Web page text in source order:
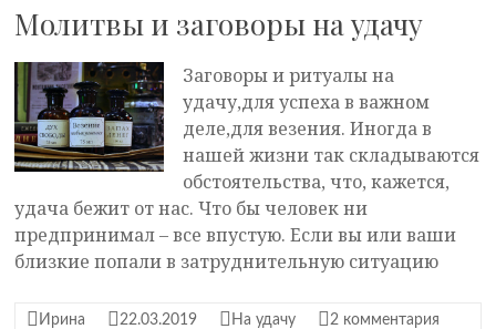
Молитвы и заговоры на удачу
Заговоры и ритуалы на
удачу,для успеха в важном
деле,для везения. Иногда в
нашей жизни так складываются
обстоятельства, что, кажется,
удача бежит от нас. Что бы человек ни
предпринимал – все впустую. Если вы или ваши
близкие попали в затруднительную ситуацию
Ирина 22.03.2019 На удачу 2 комментария